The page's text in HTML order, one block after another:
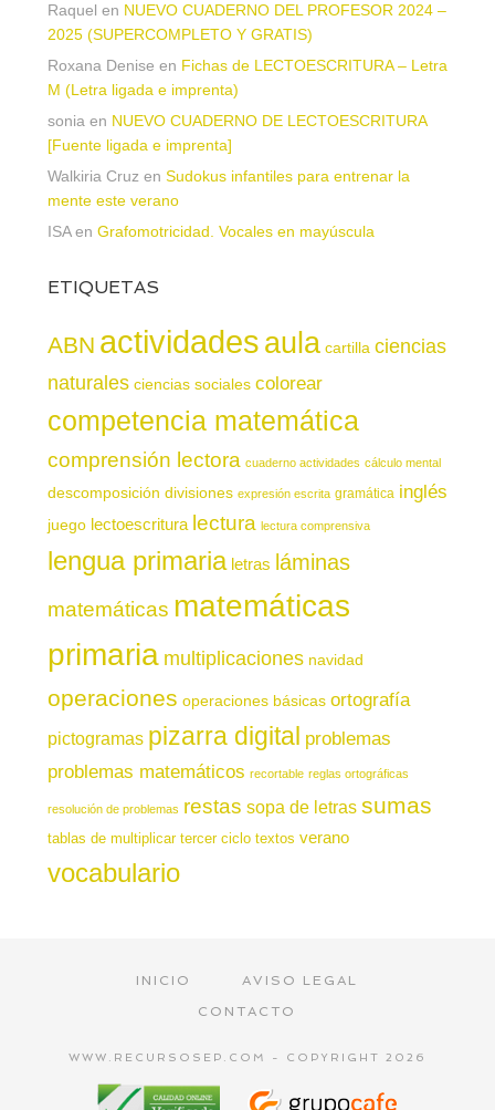
Raquel en NUEVO CUADERNO DEL PROFESOR 2024 –
2025 (SUPERCOMPLETO Y GRATIS)
Roxana Denise en Fichas de LECTOESCRITURA – Letra
M (Letra ligada e imprenta)
soniaen NUEVO CUADERNO DE LECTOESCRITURA
[Fuente ligada e imprenta]
Walkiria Cruzen Sudokus infantiles para entrenar la
mente este verano
ISAen Grafomotricidad. Vocales en mayúscula
ETIQUETAS
ABN actividadesaula cartilla ciencias
naturales ciencias sociales colorear
competencia matemática
comprensión lectora cuaderno actividades cálculo mental
descomposición divisiones expresión escrita gramática inglés
juego lectoescritura lectura lectura comprensiva
lengua primaria letras láminas
matemáticas matemáticas
primaria multiplicaciones navidad
operaciones operaciones básicas ortografía
pictogramas pizarra digital problemas
problemas matemáticos recortable reglas ortográficas
resolución de problemas restas sopa de letras sumas
tablas de multiplicar tercer ciclo textos verano
vocabulario
INICIO
AVISO LEGAL
CONTACTO
WWW.RECURSOSEP.COM - COPYRIGHT 2026